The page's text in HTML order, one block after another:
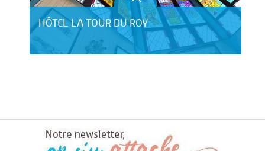
HÔTEL LA TOUR DU ROY